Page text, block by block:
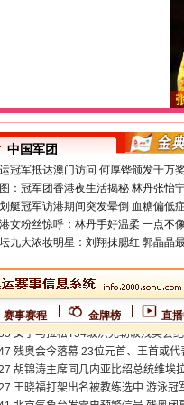
中国军团
冠军抵达澳门访问 何厚铧颁发千万
：冠军团香港夜生活揭秘 林丹张怡
艇冠军访港期间突发晕倒 血糖偏低
女粉丝惊呼：林丹手好温柔 一点不
九大浓妆明星：刘翔抹腮红 郭晶晶
赛事赛程 金牌榜 直